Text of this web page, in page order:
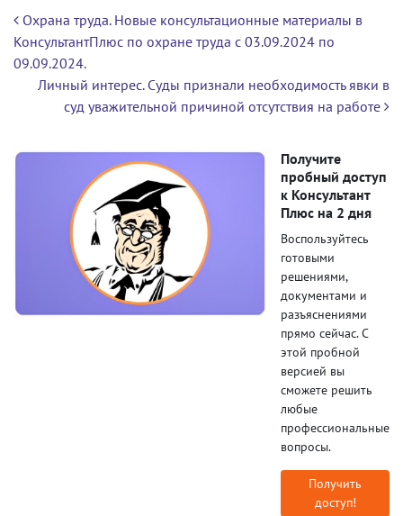
Навигация по записям
Охрана труда. Новые консультационные материалы в
КонсультантПлюс по охране труда с 03.09.2024 по
09.09.2024.
Личный интерес. Суды признали необходимость явки в
суд уважительной причиной отсутствия на работе
Получите
пробный доступ
к Консультант
Плюс на 2 дня
Воспользуйтесь
готовыми
решениями,
документами и
разъяснениями
прямо сейчас. С
этой пробной
версией вы
сможете решить
любые
профессиональные
вопросы.
Получить
доступ!